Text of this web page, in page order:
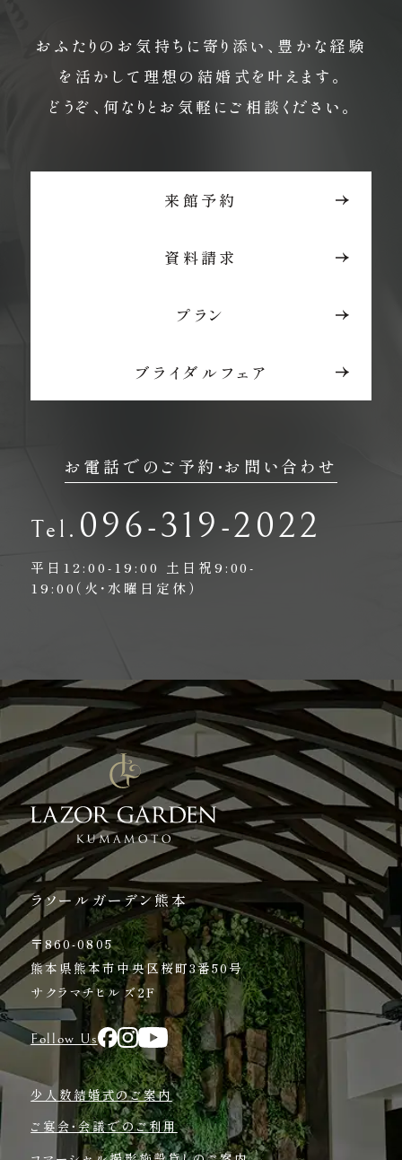
おふたりのお気持ちに寄り添い、豊かな経験
を活かして理想の結婚式を叶えます。
どうぞ、何なりとお気軽にご相談ください。
来館予約
資料請求
プラン
ブライダルフェア
お電話でのご予約・お問い合わせ
096-319-2022
平日12:00-19:00 土日祝9:00-
19:00（火・水曜日定休）
ラソールガーデン熊本
〒860-0805
熊本県熊本市中央区桜町3番50号
サクラマチヒルズ2F
Follow Us
少人数結婚式のご案内
ご宴会・会議でのご利用